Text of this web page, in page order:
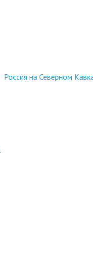
Россия на Северном
.